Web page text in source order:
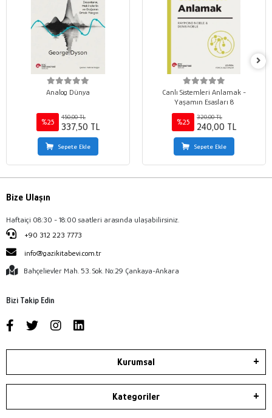
Analog Dünya
%25
450,00 TL
337,50 TL
Sepete Ekle
Canlı Sistemleri Anlamak -
Yaşamın Esasları 8
%25
320,00 TL
240,00 TL
Sepete Ekle
Bize Ulaşın
Haftaiçi 08:30 - 18:00 saatleri arasında ulaşabilirsiniz.
+90 312 223 7773
info@gazikitabevi.com.tr
Bahçelievler Mah. 53. Sok. No:29 Çankaya-Ankara
Bizi Takip Edin
Kurumsal
Kategoriler